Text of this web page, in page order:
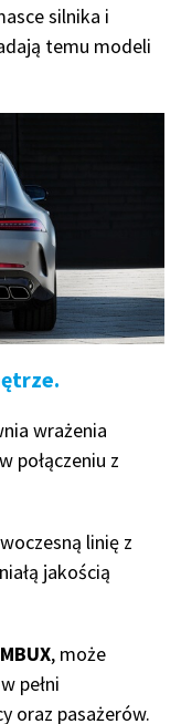
silnika i
temu modeli
wrażenia
połączeniu z
linię z
jakością
MBUX, może
pełni
oraz pasażerów.